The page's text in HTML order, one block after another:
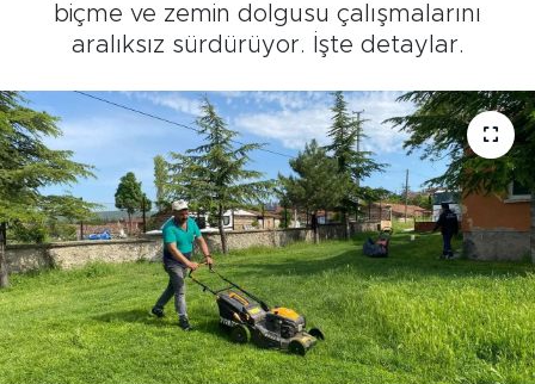
biçme ve zemin dolgusu çalışmalarını
aralıksız sürdürüyor. İşte detaylar.